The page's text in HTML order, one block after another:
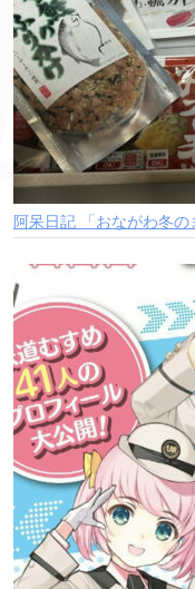
阿呆日記 「おながわ冬の